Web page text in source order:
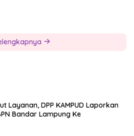
Layanan, DPP KAMPUD Laporkan
Bandar Lampung Ke